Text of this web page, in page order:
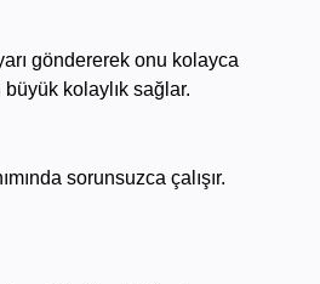
göndererek onu kolayca
kolaylık sağlar.
sorunsuzca çalışır.